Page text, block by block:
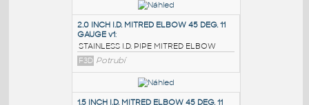
STAINLESS I.D. PIPE MITRED ELBOW
F3D Potrubí
2.5 INCH I.D. MITRED ELBOW 45 DEG. 11
STAINLESS I.D. PIPE MITRED ELBOW